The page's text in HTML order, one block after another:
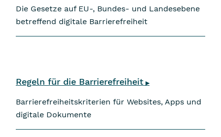
Die Gesetze auf EU-, Bundes- und Landesebene
betreffend digitale Barrierefreiheit
Regeln für die Barrierefreiheit ▶
Barrierefreiheitskriterien für Websites, Apps und
digitale Dokumente